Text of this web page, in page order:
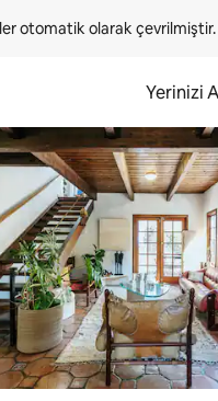
otomatik olarak çevrilmiştir.
Yerinizi